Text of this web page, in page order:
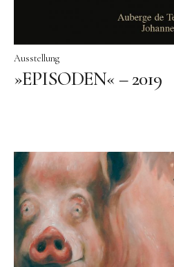
Ausstellung
»EPISODEN« – 2019